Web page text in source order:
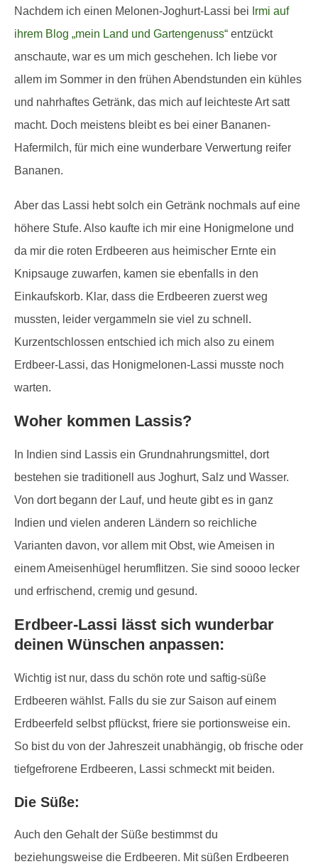
Nachdem ich einen Melonen-Joghurt-Lassi bei Irmi auf
ihrem Blog „mein Land und Gartengenuss“ entzückt
anschaute, war es um mich geschehen. Ich liebe vor
allem im Sommer in den frühen Abendstunden ein kühles
und nahrhaftes Getränk, das mich auf leichteste Art satt
macht. Doch meistens bleibt es bei einer Bananen-
Hafermilch, für mich eine wunderbare Verwertung reifer
Bananen.
Aber das Lassi hebt solch ein Getränk nochmals auf eine
höhere Stufe. Also kaufte ich mir eine Honigmelone und
da mir die roten Erdbeeren aus heimischer Ernte ein
Knipsauge zuwarfen, kamen sie ebenfalls in den
Einkaufskorb. Klar, dass die Erdbeeren zuerst weg
mussten, leider vergammeln sie viel zu schnell.
Kurzentschlossen entschied ich mich also zu einem
Erdbeer-Lassi, das Honigmelonen-Lassi musste noch
warten.
Woher kommen Lassis?
In Indien sind Lassis ein Grundnahrungsmittel, dort
bestehen sie traditionell aus Joghurt, Salz und Wasser.
Von dort begann der Lauf, und heute gibt es in ganz
Indien und vielen anderen Ländern so reichliche
Varianten davon, vor allem mit Obst, wie Ameisen in
einem Ameisenhügel herumflitzen. Sie sind soooo lecker
und erfrischend, cremig und gesund.
Erdbeer-Lassi lässt sich wunderbar
deinen Wünschen anpassen:
Wichtig ist nur, dass du schön rote und saftig-süße
Erdbeeren wählst. Falls du sie zur Saison auf einem
Erdbeerfeld selbst pflückst, friere sie portionsweise ein.
So bist du von der Jahreszeit unabhängig, ob frische oder
tiefgefrorene Erdbeeren, Lassi schmeckt mit beiden.
Die Süße:
Auch den Gehalt der Süße bestimmst du
beziehungsweise die Erdbeeren. Mit süßen Erdbeeren